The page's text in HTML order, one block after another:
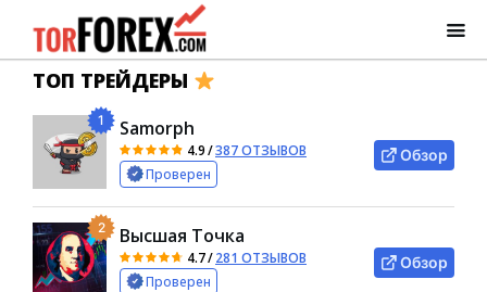
ТОП ТРЕЙДЕРЫ
1 Samorph
4.9/387 ОТЗЫВОВ
Проверен
Обзор
2 Высшая Точка
4.7/281 ОТЗЫВОВ
Проверен
Обзор